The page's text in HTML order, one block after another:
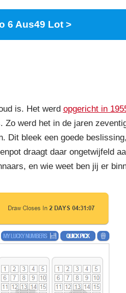
6 Aus49 Lot >
is. Het werd opgericht in
werd het in de jaren
Dit bleek een goede
draagt daar ongetwijfeld
en wie weet ben jij er